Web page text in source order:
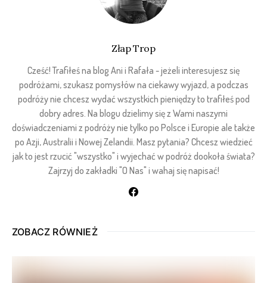
Złap Trop
Cześć! Trafiłeś na blog Ani i Rafała - jeżeli interesujesz się
podróżami, szukasz pomysłów na ciekawy wyjazd, a podczas
podróży nie chcesz wydać wszystkich pieniędzy to trafiłeś pod
dobry adres. Na blogu dzielimy się z Wami naszymi
doświadczeniami z podróży nie tylko po Polsce i Europie ale także
po Azji, Australii i Nowej Zelandii. Masz pytania? Chcesz wiedzieć
jak to jest rzucić "wszystko" i wyjechać w podróż dookoła świata?
Zajrzyj do zakładki "O Nas" i wahaj się napisać!
ZOBACZ RÓWNIEŻ